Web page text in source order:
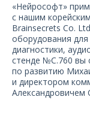
«Нейрософт»
с нашим
Brainsecrets Co.
оборудования
диагностики,
стенде №С.760 вы
по развитию
и директором
Александровичем